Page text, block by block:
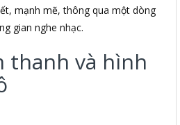
mạnh mẽ, thông qua một dòng
gian nghe nhạc.
thanh và hình